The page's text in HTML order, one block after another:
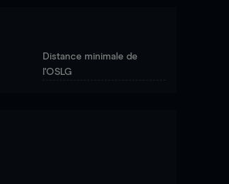
Distance minimale de
l'OSLG